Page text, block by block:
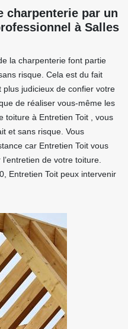
charpenterie par un
à Salles
la charpenterie font partie
risque. Cela est du fait
plus judicieux de confier votre
de réaliser vous-même les
toiture à Entretien Toit , vous
et sans risque. Vous
car Entretien Toit vous
de votre toiture.
Entretien Toit peux intervenir